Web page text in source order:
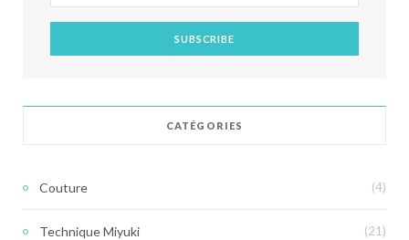
CATÉGORIES
Couture (4)
Technique Miyuki (21)